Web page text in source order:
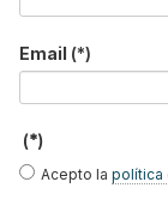
Email (*)
(*)
Acepto la política